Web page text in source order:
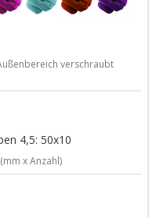
verschraubt
4,5: 50x10
x Anzahl)